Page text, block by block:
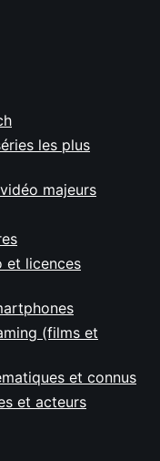
les plus
majeurs
et licences
(films et
et connus
et acteurs